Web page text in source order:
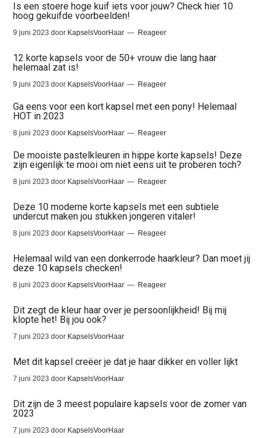
Is een stoere hoge kuif iets voor jouw? Check hier 10
hoog gekuifde voorbeelden!
9 juni 2023 door KapselsVoorHaar Reageer
12 korte kapsels voor de 50+ vrouw die lang haar
helemaal zat is!
9 juni 2023 door KapselsVoorHaar Reageer
Ga eens voor een kort kapsel met een pony! Helemaal
HOT in 2023
8 juni 2023 door KapselsVoorHaar Reageer
De mooiste pastelkleuren in hippe korte kapsels! Deze
zijn eigenlijk te mooi om niet eens uit te proberen toch?
8 juni 2023 door KapselsVoorHaar Reageer
Deze 10 moderne korte kapsels met een subtiele
undercut maken jou stukken jongeren vitaler!
8 juni 2023 door KapselsVoorHaar Reageer
Helemaal wild van een donkerrode haarkleur? Dan moet jij
deze 10 kapsels checken!
8 juni 2023 door KapselsVoorHaar Reageer
Dit zegt de kleur haar over je persoonlijkheid! Bij mij
klopte het! Bij jou ook?
7 juni 2023 door KapselsVoorHaar
Met dit kapsel creëer je dat je haar dikker en voller lijkt
7 juni 2023 door KapselsVoorHaar
Dit zijn de 3 meest populaire kapsels voor de zomer van
2023
7 juni 2023 door KapselsVoorHaar